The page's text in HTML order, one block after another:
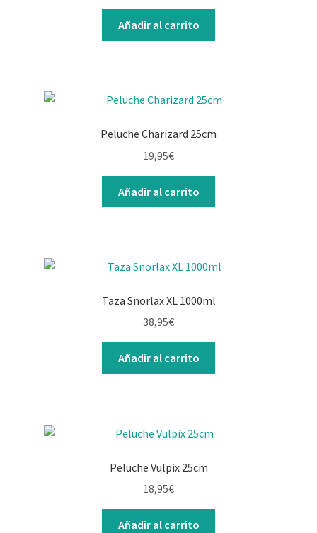
Añadir al carrito
Peluche Charizard 25cm
19,95€
Añadir al carrito
Taza Snorlax XL 1000ml
38,95€
Añadir al carrito
Peluche Vulpix 25cm
18,95€
Añadir al carrito